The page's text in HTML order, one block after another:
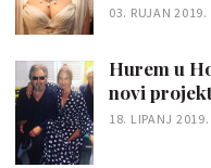
03. RUJAN 2019.
Hurem u
novi
18. LIPANJ 2019.